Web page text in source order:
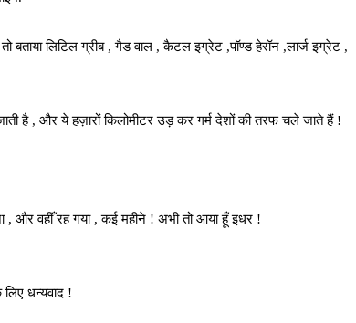
बताया लिटिल ग्रीब , गैड वाल , कैटल इग्रेट ,पॉण्ड हेरॉन ,लार्ज इग्रेट ,
है , और ये हज़ारों किलोमीटर उड़ कर गर्म देशों की तरफ चले जाते हैं !
और वहीँ रह गया , कई महीने ! अभी तो आया हूँ इधर !
धन्यवाद !